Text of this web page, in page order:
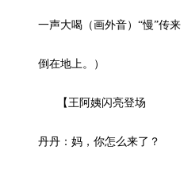
一声大喝（画外音）“慢”传
倒在地上。）
【王阿姨闪亮登场
丹丹：妈，你怎么来了？